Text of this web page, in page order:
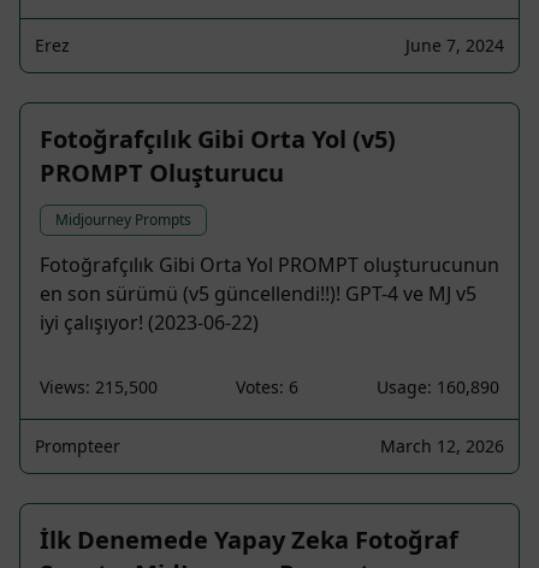
Erez June 7, 2024
Fotoğrafçılık Gibi Orta Yol (v5)
PROMPT Oluşturucu
Midjourney Prompts
Fotoğrafçılık Gibi Orta Yol PROMPT oluşturucunun
en son sürümü (v5 güncellendi!!)! GPT-4 ve MJ v5
iyi çalışıyor! (2023-06-22)
Views: 215,500 Votes: 6 Usage: 160,890
Prompteer March 12, 2026
İlk Denemede Yapay Zeka Fotoğraf